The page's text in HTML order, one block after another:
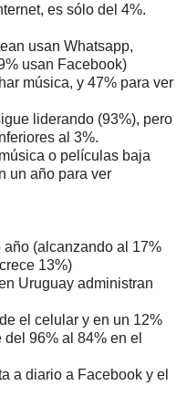
es sólo del 4%.
usan Whatsapp,
usan Facebook)
música, y 47% para ver
liderando (93%), pero
al 3%.
o películas baja
un año para ver
(alcanzando al 17%
13%)
Uruguay administran
el celular y en un 12%
96% al 84% en el
a diario a Facebook y el